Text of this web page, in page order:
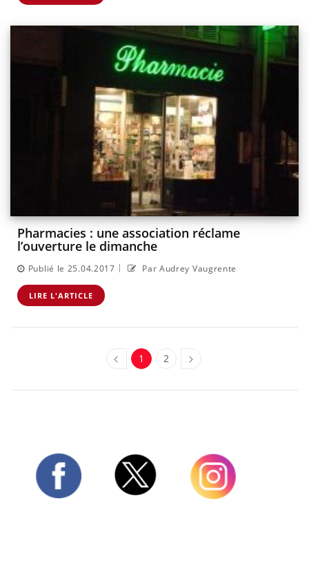
Pharmacies : une association réclame
l’ouverture le dimanche
Publié le 25.04.2017 | Par Audrey Vaugrente
LIRE L'ARTICLE
1 2